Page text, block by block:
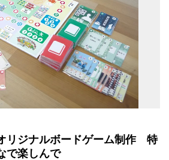
リジナルボードゲーム制作 特
で楽しんで